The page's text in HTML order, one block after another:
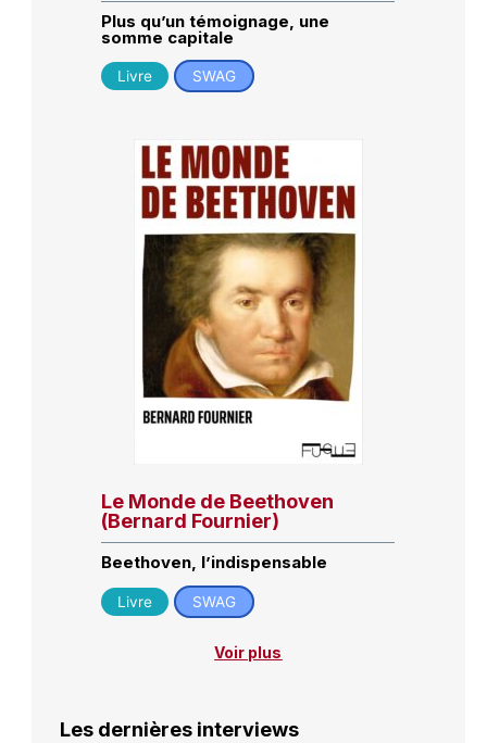
Plus qu’un témoignage, une
somme capitale
Livre SWAG
Le Monde de Beethoven
(Bernard Fournier)
Beethoven, l’indispensable
Livre SWAG
Voir plus
Les dernières interviews